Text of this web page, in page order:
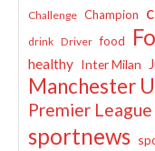
Challenge Champion
drink Driver food
healthy Inter Milan
Manchester
Premier League
sportnews